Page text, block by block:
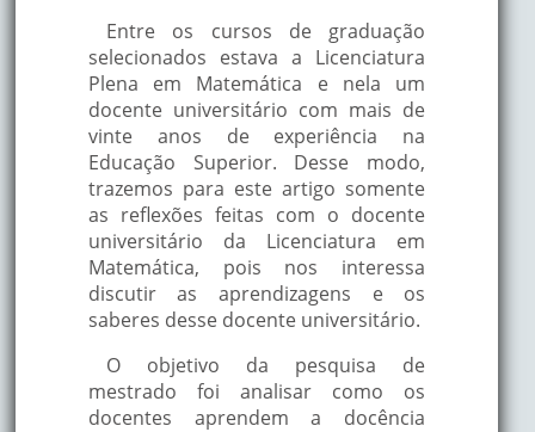
Entre os cursos de graduação
selecionados estava a Licenciatura
Plena em Matemática e nela um
docente universitário com mais de
vinte anos de experiência na
Educação Superior. Desse modo,
trazemos para este artigo somente
as reflexões feitas com o docente
universitário da Licenciatura em
Matemática, pois nos interessa
discutir as aprendizagens e os
saberes desse docente universitário.
O objetivo da pesquisa de
mestrado foi analisar como os
docentes aprendem a docência